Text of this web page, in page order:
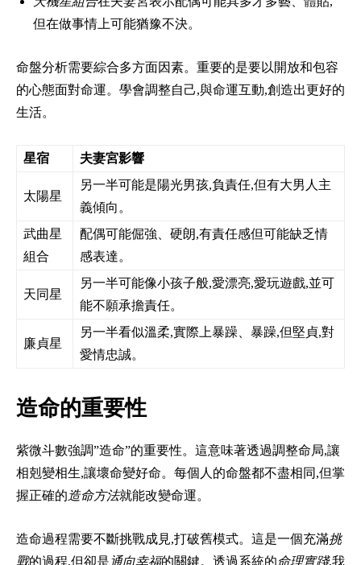
但在做事情上可能猶豫不決。
命盤分析需要綜合多方面因素。重要的是要以開放和包容
的心態面對命運。學會調整自己,與命運互動,創造出更好的
生活。
星宿 夫妻宮影響
太陽星
另一半可能是陽光男孩,負責任,但有大男人主
義傾向。
武曲星
組合
配偶可能倔強、硬朗,有責任感但可能缺乏情
感表達。
天同星
另一半可能像小孩子般,愛漂亮,愛玩遊戲,並可
能不願承擔責任。
廉貞星
另一半看似溫柔,實際上暴躁、暴躁,但堅貞,對
愛情忠誠。
造命的重要性
紫微斗數強調”造命”的重要性。這意味著透過調整命局,讓
相剋變相生,讓壞命變好命。每個人的命盤都不盡相同,但掌
握正確的造命方法就能改變命運。
造命過程需要不斷挑戰成見,打破舊模式。這是一個充滿挑
戰的過程,但卻是通向幸福的關鍵。透過系統的命理實踐,我